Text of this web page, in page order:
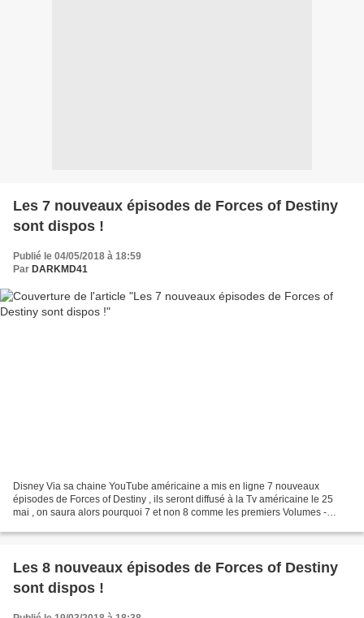
Les 7 nouveaux épisodes de Forces of Destiny
sont dispos !
Publié le 04/05/2018 à 18:59
Par DARKMD41
Disney Via sa chaine YouTube américaine a mis en ligne 7 nouveaux
épisodes de Forces of Destiny , ils seront diffusé à la Tv américaine le 25
mai , on saura alors pourquoi 7 et non 8 comme les premiers Volumes -
Les 8 nouveaux épisodes de Forces of Destiny
sont dispos !